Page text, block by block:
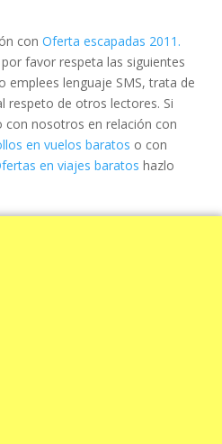
con Oferta escapadas 2011.
favor respeta las siguientes
emplees lenguaje SMS, trata de
respeto de otros lectores. Si
nosotros en relación con
en vuelos baratos o con
en viajes baratos hazlo